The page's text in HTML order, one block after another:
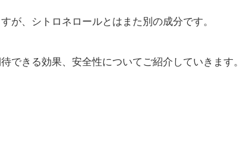
が、シトロネロールとはまた別の成分です。
できる効果、安全性についてご紹介していきます。